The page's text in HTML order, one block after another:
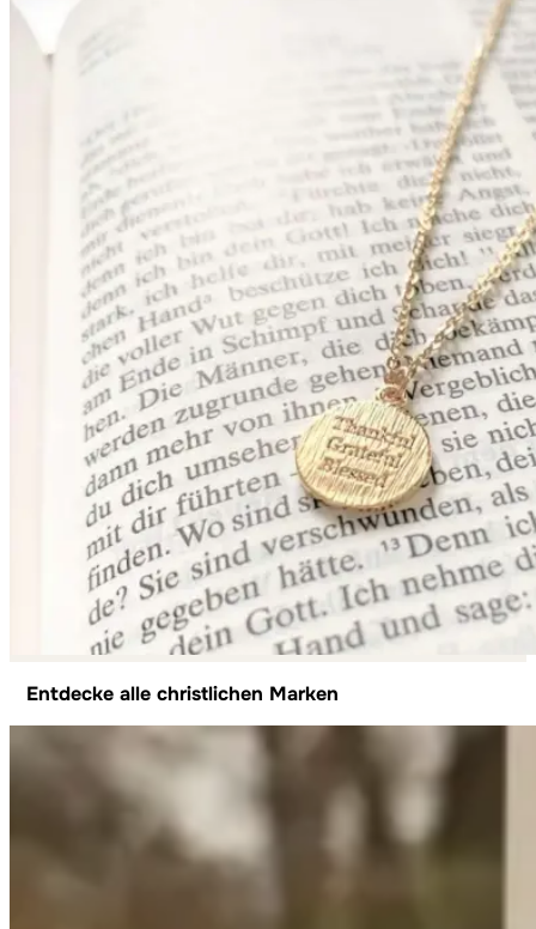
Entdecke alle christlichen Marken